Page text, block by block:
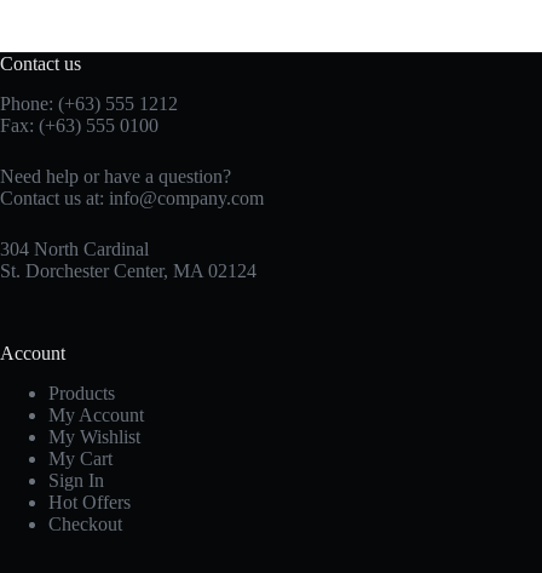
Contact us
Phone: (+63) 555 1212
Fax: (+63) 555 0100
Need help or have a question?
Contact us at: info@company.com
304 North Cardinal
St. Dorchester Center, MA 02124
Account
Products
My Account
My Wishlist
My Cart
Sign In
Hot Offers
Checkout